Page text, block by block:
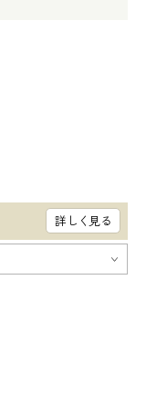
詳しく見る